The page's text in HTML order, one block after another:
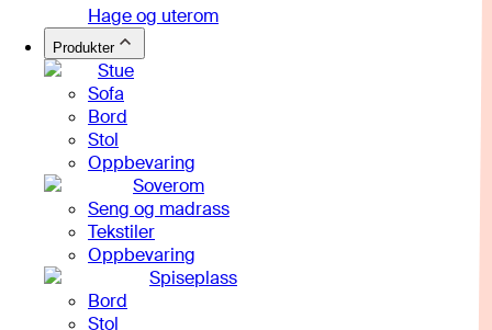
Hage og uterom
Produkter
Stue
Sofa
Bord
Stol
Oppbevaring
Soverom
Seng og madrass
Tekstiler
Oppbevaring
Spiseplass
Bord
Stol